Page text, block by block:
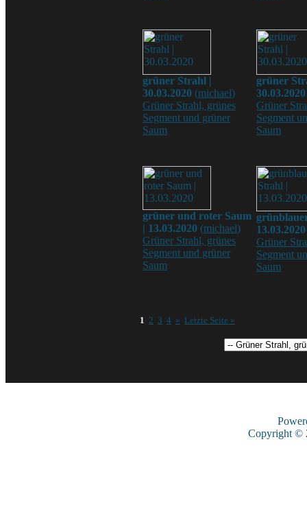
grüner Strahl |
30.03.2020 (michael)
Grüner Strahl, grünes
Segment und grüner
Saum
grüner
30.03.2020
Grüner
Segment
Saum
grüner und roter Saum
| 13.03.2020 (michael)
Grüner Strahl, grünes
Segment und grüner
Saum
13.03.2020
Grüner
Segment
Saum
1 2 3 4 » Letzte Seite »
Copyright ©